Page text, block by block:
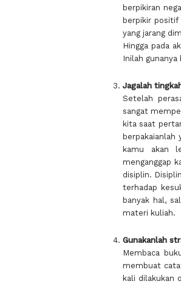
berpikiran
berpikir positif
yang jarang
Hingga pada
Inilah
Jagalah
Setelah
sangat
kita saat
kamu akan
menganggap
disiplin.
terhadap
banyak hal,
materi kuliah.
Gunakanlah
Membaca
membuat
kali dilakukan